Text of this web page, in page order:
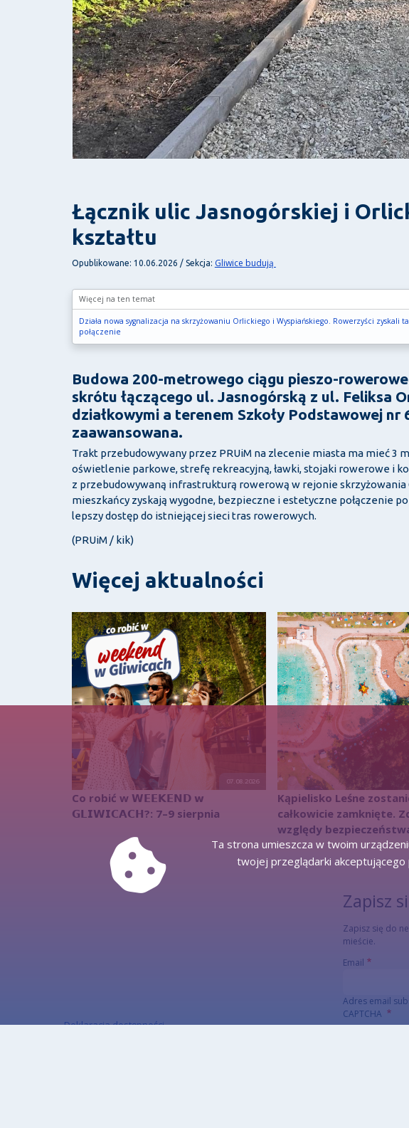
Łącznik ulic Jasnogórskiej i
kształtu
Opublikowane: 10.06.2026 / Sekcja: Gliwice budują
Więcej na ten temat
Działa nowa sygnalizacja na skrzyżowaniu Orlickiego i Wyspiańskiego. Rowerzyści zyskali
połączenie
Budowa 200-metrowego ciągu pieszo-
skrótu łączącego ul. Jasnogórską z ul. Feliksa
działkowymi a terenem Szkoły Podstawowej nr
zaawansowana.
Trakt przebudowywany przez PRUiM na zlecenie miasta ma mieć 3
oświetlenie parkowe, strefę rekreacyjną, ławki, stojaki rowerowe i
z przebudowywaną infrastrukturą rowerową w rejonie
mieszkańcy zyskają wygodne, bezpieczne i estetyczne połączenie
lepszy dostęp do istniejącej sieci tras rowerowych.
(PRUiM / kik)
Więcej aktualności
07.08.2026
Co robić w 𝗪𝗘𝗘𝗞𝗘𝗡𝗗 𝘄
𝗚𝗟𝗜𝗪𝗜𝗖𝗔𝗖𝗛?: 7–9 sierpnia
Kąpielisko Leśne
całkowicie zamknięte.
względy
Deklaracja dostępności
Zapisz
Zapisz się do
mieście.
Email
Adres email
CAPTCHA
Ta strona umieszcza w twoim
twojej przeglądarki akceptującego